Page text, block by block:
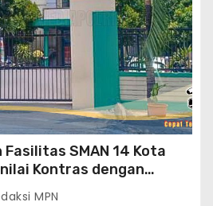
SMAN 14 Kota
Kontras dengan
Jabar
MPN